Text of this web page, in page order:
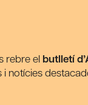
rebre el butlletí
notícies